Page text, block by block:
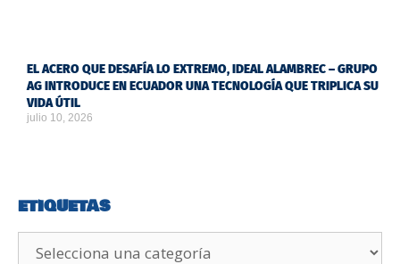
EL ACERO QUE DESAFÍA LO EXTREMO, IDEAL ALAMBREC – GRUPO
AG INTRODUCE EN ECUADOR UNA TECNOLOGÍA QUE TRIPLICA SU
VIDA ÚTIL
julio 10, 2026
ETIQUETAS